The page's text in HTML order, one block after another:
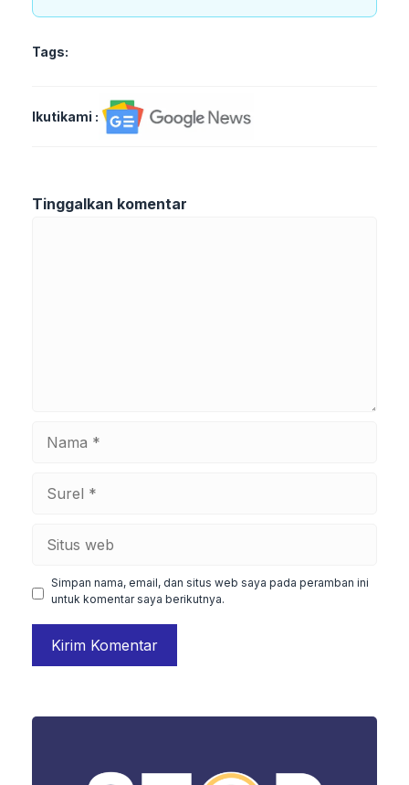
Tags:
Ikutikami :
Tinggalkan komentar
Simpan nama, email, dan situs web saya pada peramban ini
untuk komentar saya berikutnya.